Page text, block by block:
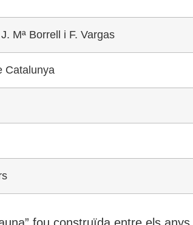
Mª Borrell i F. Vargas
Catalunya